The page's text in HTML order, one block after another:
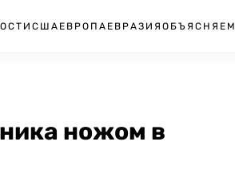
США ЕВРОПА ЕВРАЗИЯ ОБЪЯСНЯЕМ
ножом в